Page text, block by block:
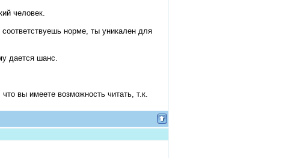
человек.
норме, ты уникален для
дается шанс.
вы имеете возможность читать, т.к.